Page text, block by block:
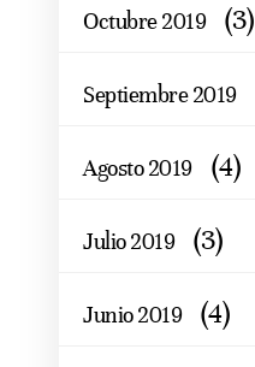
Octubre 2019 (3)
Septiembre 2019
Agosto 2019 (4)
Julio 2019 (3)
Junio 2019 (4)